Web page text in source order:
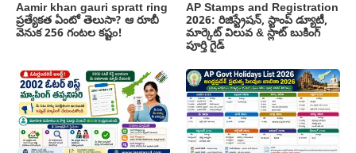
Aamir khan gauri spratt ring
ప్రత్యేకత ఏంటో తెలుసా? ఆ రూబీ
వెనుక 256 గంటల కష్టం!
AP Stamps and Registration
2026: రిజిస్ట్రేషన్, స్టాంప్ డ్యూటీ,
మార్కెట్ విలువ & స్లాట్ బుకింగ్
పూర్తి గైడ్